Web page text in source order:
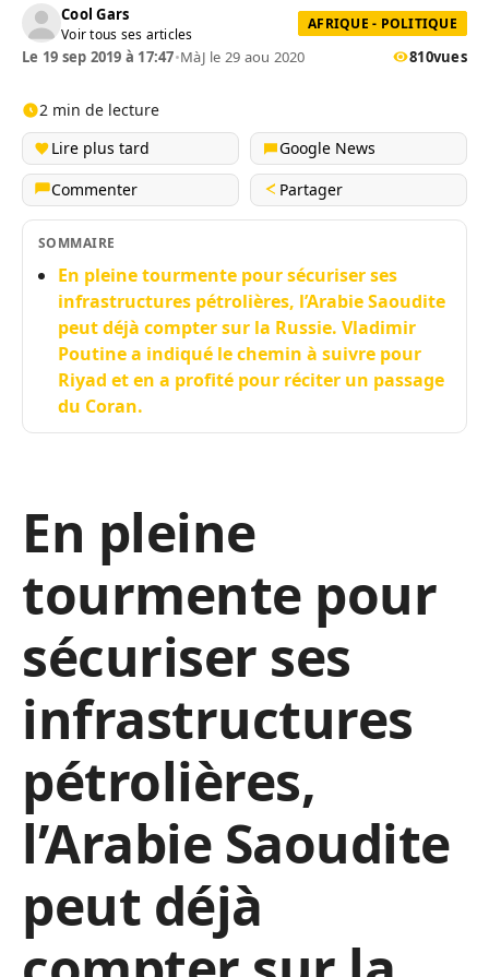
Cool Gars
Voir tous ses articles
AFRIQUE - POLITIQUE
Le 19 sep 2019 à 17:47•MàJ le 29 aou 2020 810vues
2 min de lecture
Lire plus tard
Google News
Commenter
Partager
SOMMAIRE
En pleine tourmente pour sécuriser ses
infrastructures pétrolières, l’Arabie Saoudite
peut déjà compter sur la Russie. Vladimir
Poutine a indiqué le chemin à suivre pour
Riyad et en a profité pour réciter un passage
du Coran.
En pleine
tourmente pour
sécuriser ses
infrastructures
pétrolières,
l’Arabie Saoudite
peut déjà